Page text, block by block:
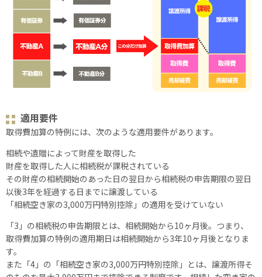
適用要件
取得費加算の特例には、次のような適用要件があります。
相続や遺贈によって財産を取得した
財産を取得した人に相続税が課税されている
その財産の相続開始のあった日の翌日から相続税の申告期限の翌日
以後3年を経過する日までに譲渡している
「相続空き家の3,000万円特別控除」の適用を受けていない
「3」の相続税の申告期限とは、相続開始から10ヶ月後。つまり、
取得費加算の特例の適用期日は相続開始から3年10ヶ月後となりま
す。
また「4」の「相続空き家の3,000万円特別控除」とは、譲渡所得そ